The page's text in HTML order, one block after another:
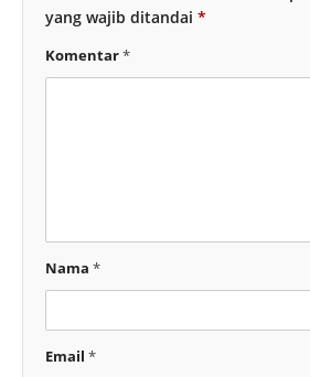
yang wajib ditandai *
Komentar*
Nama *
Email *